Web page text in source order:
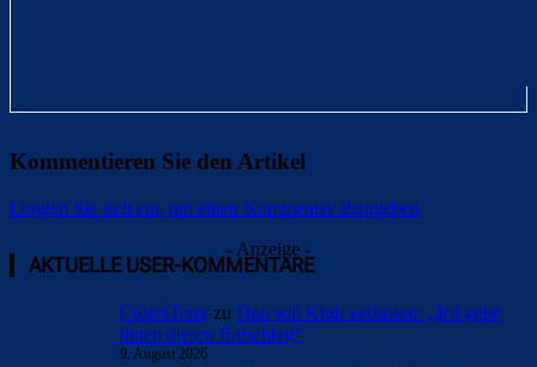
Kommentieren Sie den Artikel
Loggen Sie sich ein, um einen Kommentar abzugeben
- Anzeige -
AKTUELLE USER-KOMMENTARE
CulersTony zu Duo soll Klub verlassen: „Ich gebe
ihnen diesen Ratschlag“
9. August 2026